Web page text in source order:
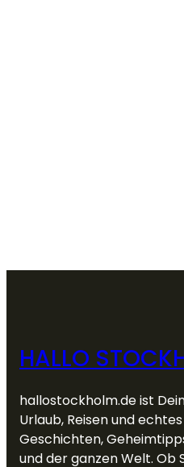
HALLO
hallostockholm.de ist
Urlaub, Reisen und
Geschichten,
und der ganzen Welt.